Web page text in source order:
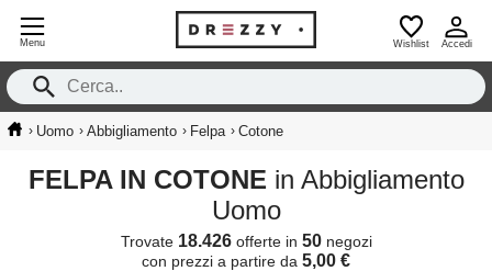
Menu Wishlist Accedi
› Uomo › Abbigliamento › Felpa › Cotone
FELPA IN COTONE in Abbigliamento
Uomo
Trovate 18.426offerte in 50negozi
con prezzi a partire da 5,00 €